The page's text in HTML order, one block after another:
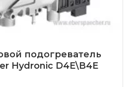
подогреватель
Hydronic D4E\B4E